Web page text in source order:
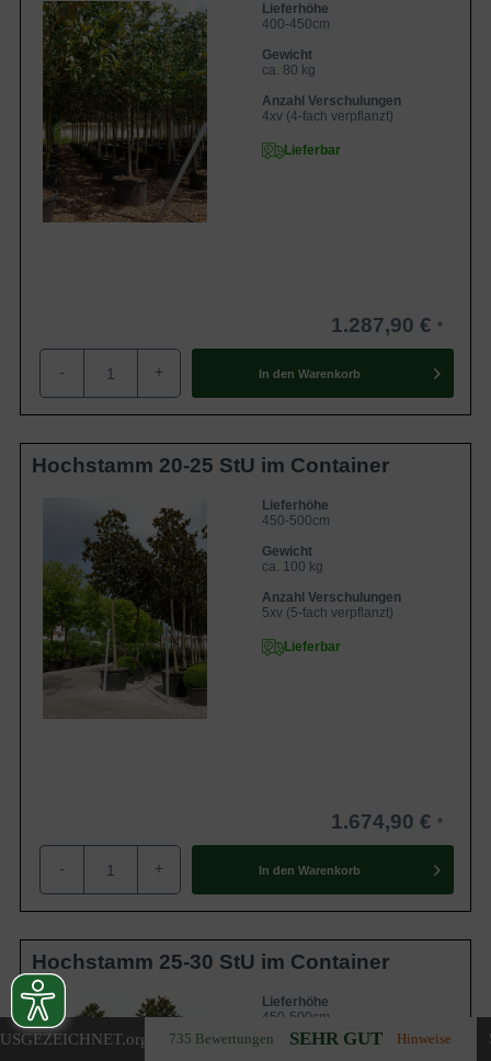
.org 735 Bewertungen SEHR GUT Hinweise
Lieferhöhe
400-450cm
Gewicht
ca. 80 kg
Anzahl Verschulungen
4xv (4-fach verpflanzt)
Lieferbar
1.287,90 €
- + In den Warenkorb
Hochstamm 20-25 StU im Container
Lieferhöhe
450-500cm
Gewicht
ca. 100 kg
Anzahl Verschulungen
5xv (5-fach verpflanzt)
Lieferbar
1.674,90 €
- + In den Warenkorb
Hochstamm 25-30 StU im Container
Lieferhöhe
450-500cm
Gewicht